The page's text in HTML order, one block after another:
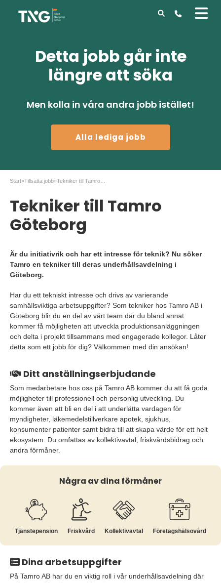
Detta jobb går inte
längre att söka
Men kolla in våra andra jobb istället!
Alla lediga jobb
Start»Tillsatta jobb»
Tekniker till Tamro
Göteborg
Är du initiativrik och har ett intresse för teknik? Nu söker
Tamro en tekniker till deras underhållsavdelning i
Göteborg.
Har du ett tekniskt intresse och drivs av varierande
samhällsviktiga arbetsuppgifter? Som tekniker hos Tamro AB i
Göteborg blir du en del av vårt team där du bland annat
kommer få möjligheten att utveckla produktionsanläggningen
och delta i projekt tillsammans med engagerade kollegor. Låter
detta som ett jobb för dig? Välkommen med din ansökan!
Ditt anställningserbjudande
Som medarbetare hos oss på Tamro AB kommer du att få goda
möjligheter till professionell och personlig utveckling. Du
kommer även att bli en del i att underlätta vardagen för
myndigheter, läkemedelstillverkare apotek, sjukhus,
konsumenter patienter samt bidra till att skapa värde för ett helt
ekosystem. Du omfattas av kollektivavtal, friskvårdsbidrag och
andra förmåner.
Några av dina förmåner
Tjänste­pension Friskvård Kollektiv­avtal Företags­hälsovård
Dina arbetsuppgifter
På Tamro AB har du en viktig roll i vår underhållsavdelning där